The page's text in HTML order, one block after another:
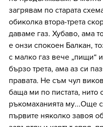
загрявам по старата
обиколка втора-трета
даваме газ. Хубаво, ама
е онзи спокоен Балкан,
с малко газ вече „пищи“
бързо трета, ама аз си
правата. Не съм чул
баща ми по пистата, нито
ръкомаханията му...Още
първите няколко завоя